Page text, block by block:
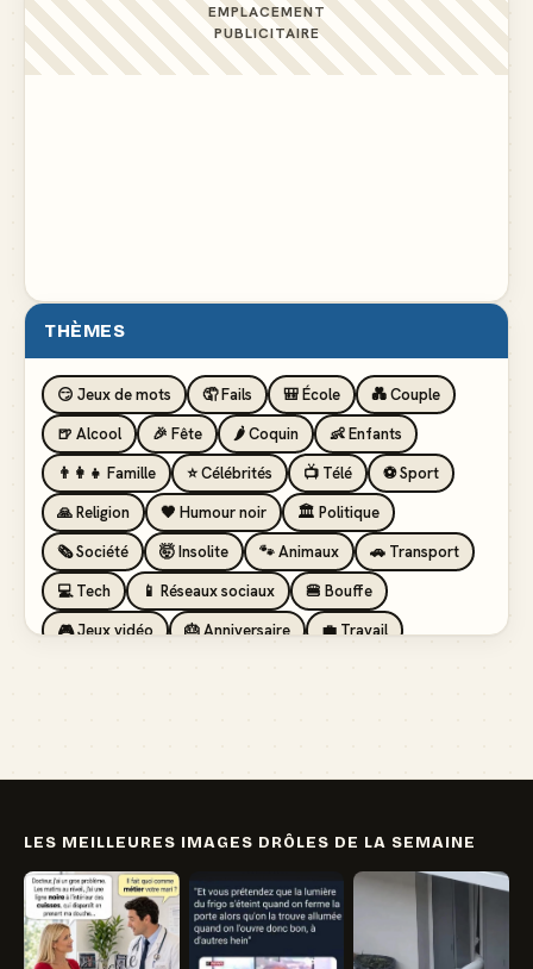
EMPLACEMENT
PUBLICITAIRE
THÈMES
😏 Jeux de mots 🤦 Fails 🎒 École
💑 Couple
🍺 Alcool
🎉 Fête 🌶️ Coquin
👶 Enfants
👨‍👩‍👧 Famille
⭐ Célébrités 📺 Télé
⚽ Sport
🙏 Religion
🖤 Humour noir
🏛️ Politique
🗞️ Société
🤯 Insolite 🐾 Animaux
🚗 Transport
💻 Tech
📱 Réseaux sociaux
🍔 Bouffe
🎮 Jeux vidéo
🎂 Anniversaire
💼 Travail
LES MEILLEURES IMAGES DRÔLES DE LA SEMAINE